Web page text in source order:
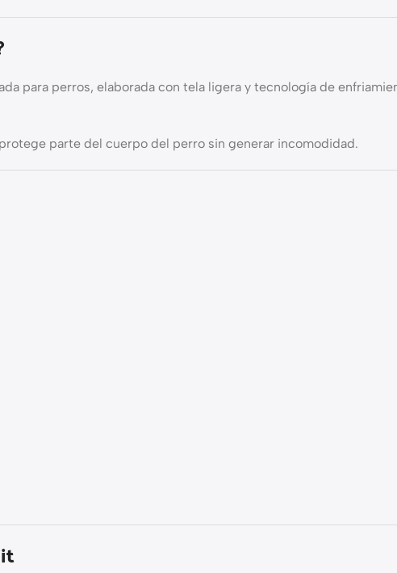
para perros, elaborada con tela ligera y tecnología de
parte del cuerpo del perro sin generar incomodidad.